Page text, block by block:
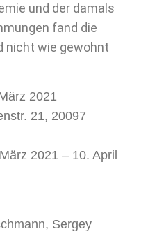
und der damals
fand die
nicht wie gewohnt
2021
21, 20097
2021 – 10. April
Sergey